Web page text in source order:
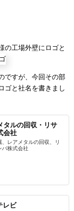
の工場外壁にロゴと
ですが、今回その部
ゴと社名を書きまし
タルの回収・リサ
会社
レアメタルの回収、リ
バ株式会社
レビ